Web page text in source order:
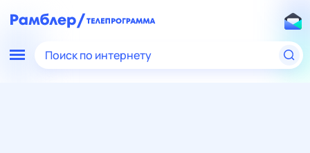
Поиск по интернету